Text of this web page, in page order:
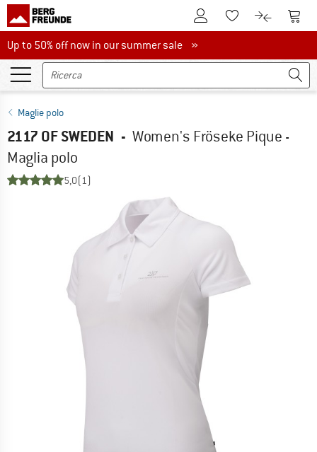
Al conto clienteAlla lista
Al Al
Up to 50% off now in our summer sale
Up to 50% off now in our summer sale »
Maglie polo
2117 OF SWEDEN - Women's Fröseke Pique -
Maglia polo
5,0(1)